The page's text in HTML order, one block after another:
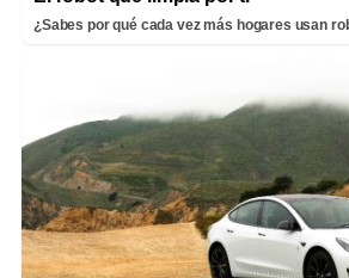
¿Sabes por qué cada vez más hogares usan